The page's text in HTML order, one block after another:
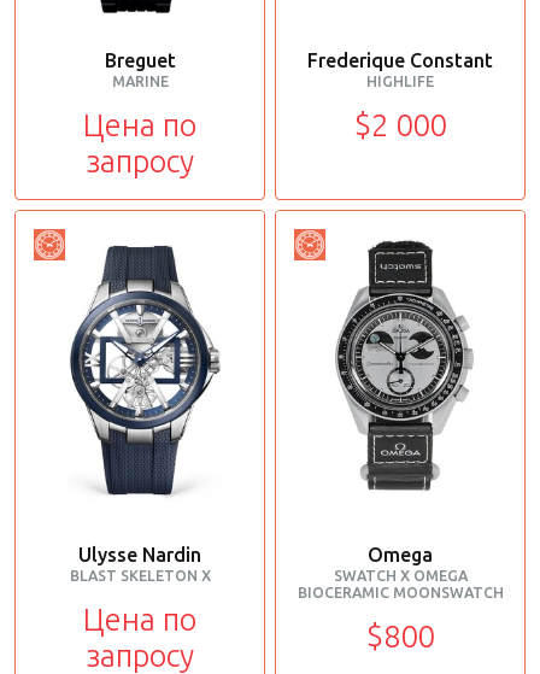
Breguet
MARINE
Цена по
запросу
Frederique Constant
HIGHLIFE
$2 000
Ulysse Nardin
BLAST SKELETON X
Цена по
запросу
Omega
SWATCH X OMEGA
BIOCERAMIC MOONSWATCH
$800